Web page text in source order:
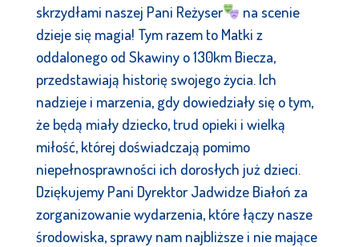
skrzydłami naszej Pani Reżyser
na scenie
dzieje się magia! Tym razem to Matki z
oddalonego od Skawiny o 130km Biecza,
przedstawiają historię swojego życia. Ich
nadzieje i marzenia, gdy dowiedziały się o tym,
że będą miały dziecko, trud opieki i wielką
miłość, której doświadczają pomimo
niepełnosprawności ich dorosłych już dzieci.
Dziękujemy Pani Dyrektor Jadwidze Białoń za
zorganizowanie wydarzenia, które łączy nasze
środowiska, sprawy nam najbliższe i nie mające